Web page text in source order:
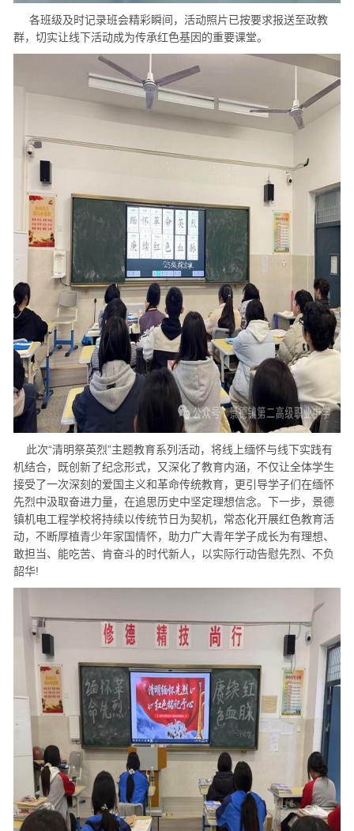
各班级及时记录班会精彩瞬间，活动照片已按要求报送至政教
群，切实让线下活动成为传承红色基因的重要课堂。
此次“清明祭英烈”主题教育系列活动，将线上缅怀与线下实践有
机结合，既创新了纪念形式，又深化了教育内涵，不仅让全体学生
接受了一次深刻的爱国主义和革命传统教育，更引导学子们在缅怀
先烈中汲取奋进力量，在追思历史中坚定理想信念。下一步，景德
镇机电工程学校将持续以传统节日为契机，常态化开展红色教育活
动，不断厚植青少年家国情怀，助力广大青年学子成长为有理想、
敢担当、能吃苦、肯奋斗的时代新人，以实际行动告慰先烈、不负
韶华!